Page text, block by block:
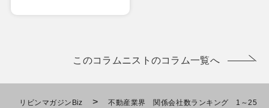
このコラムニストのコラム一覧へ
リビンマガジンBiz >
不動産業界 関係会社数ランキング 1～25